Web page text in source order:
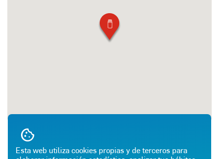
Esta web utiliza cookies propias y de terceros para